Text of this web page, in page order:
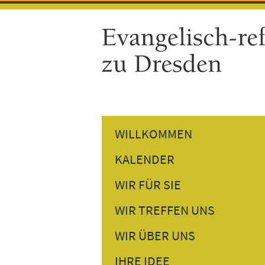
WILLKOMMEN
KALENDER
GOTTESDIENSTE
GEMEINDETERMINE
WIR FÜR SIE
PREDIGTEN NACHHÖREN
PERSÖNLICHES GESPRÄCH
WIR TREFFEN UNS
DONNERSTAGSTREFF
GESPRÄCH AM NACHMITTAG
WIR ÜBER UNS
UNSER PFARRER
IHRE IDEE